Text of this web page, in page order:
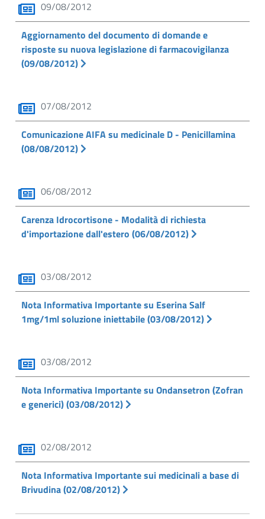
09/08/2012
Aggiornamento del documento di domande e
risposte su nuova legislazione di farmacovigilanza
(09/08/2012)
07/08/2012
Comunicazione AIFA su medicinale D - Penicillamina
(08/08/2012)
06/08/2012
Carenza Idrocortisone - Modalità di richiesta
d'importazione dall'estero (06/08/2012)
03/08/2012
Nota Informativa Importante su Eserina Salf
1mg/1ml soluzione iniettabile (03/08/2012)
03/08/2012
Nota Informativa Importante su Ondansetron (Zofran
e generici) (03/08/2012)
02/08/2012
Nota Informativa Importante sui medicinali a base di
Brivudina (02/08/2012)